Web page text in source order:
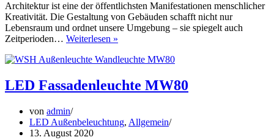
Architektur ist eine der öffentlichsten Manifestationen menschlicher
Kreativität. Die Gestaltung von Gebäuden schafft nicht nur
Lebensraum und ordnet unsere Umgebung – sie spiegelt auch
Zeitperioden… Weiterlesen »
Fassadenbeleuchtung
LED Fassadenleuchte MW80
von admin
LED Außenbeleuchtung, Allgemein
13. August 2020